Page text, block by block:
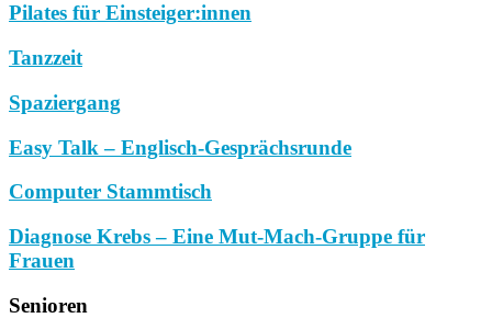
Pilates für Einsteiger:innen
Tanzzeit
Spaziergang
Easy Talk – Englisch-Gesprächsrunde
Computer Stammtisch
Diagnose Krebs – Eine Mut-Mach-Gruppe für
Frauen
Senioren